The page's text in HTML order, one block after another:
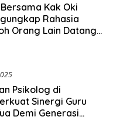
Kak Oki
Rahasia
Orang Lain Datang
Psikolog di
Sinergi Guru
Demi Generasi